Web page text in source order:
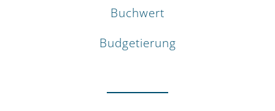
Buchwert
Budgetierung